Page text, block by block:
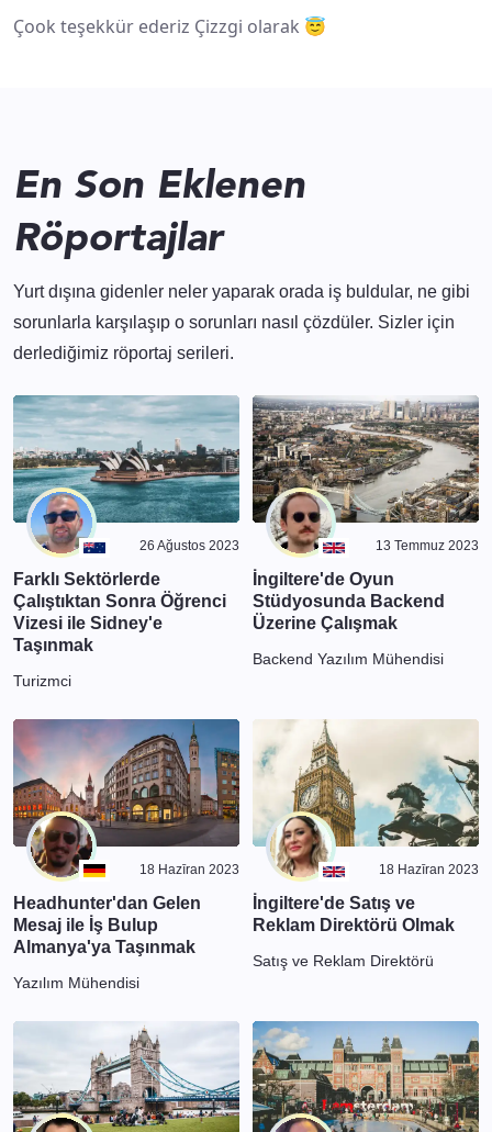
Çook teşekkür ederiz Çizzgi olarak 😇
En Son Eklenen
Röportajlar
Yurt dışına gidenler neler yaparak orada iş buldular, ne gibi
sorunlarla karşılaşıp o sorunları nasıl çözdüler. Sizler için
derlediğimiz röportaj serileri.
26 Ağustos 2023
Farklı Sektörlerde
Çalıştıktan Sonra Öğrenci
Vizesi ile Sidney'e
Taşınmak
Turizmci
13 Temmuz 2023
İngiltere'de Oyun
Stüdyosunda Backend
Üzerine Çalışmak
Backend Yazılım Mühendisi
18 Hazīran 2023
Headhunter'dan Gelen
Mesaj ile İş Bulup
Almanya'ya Taşınmak
Yazılım Mühendisi
18 Hazīran 2023
İngiltere'de Satış ve
Reklam Direktörü Olmak
Satış ve Reklam Direktörü